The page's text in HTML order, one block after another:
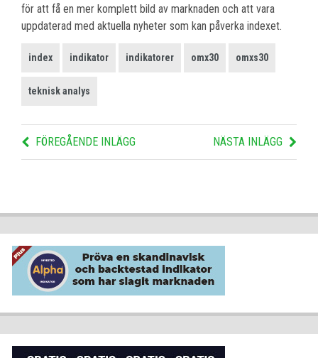
för att få en mer komplett bild av marknaden och att vara
uppdaterad med aktuella nyheter som kan påverka indexet.
index indikator indikatorer omx30 omxs30
teknisk analys
FÖREGÅENDE INLÄGG NÄSTA INLÄGG